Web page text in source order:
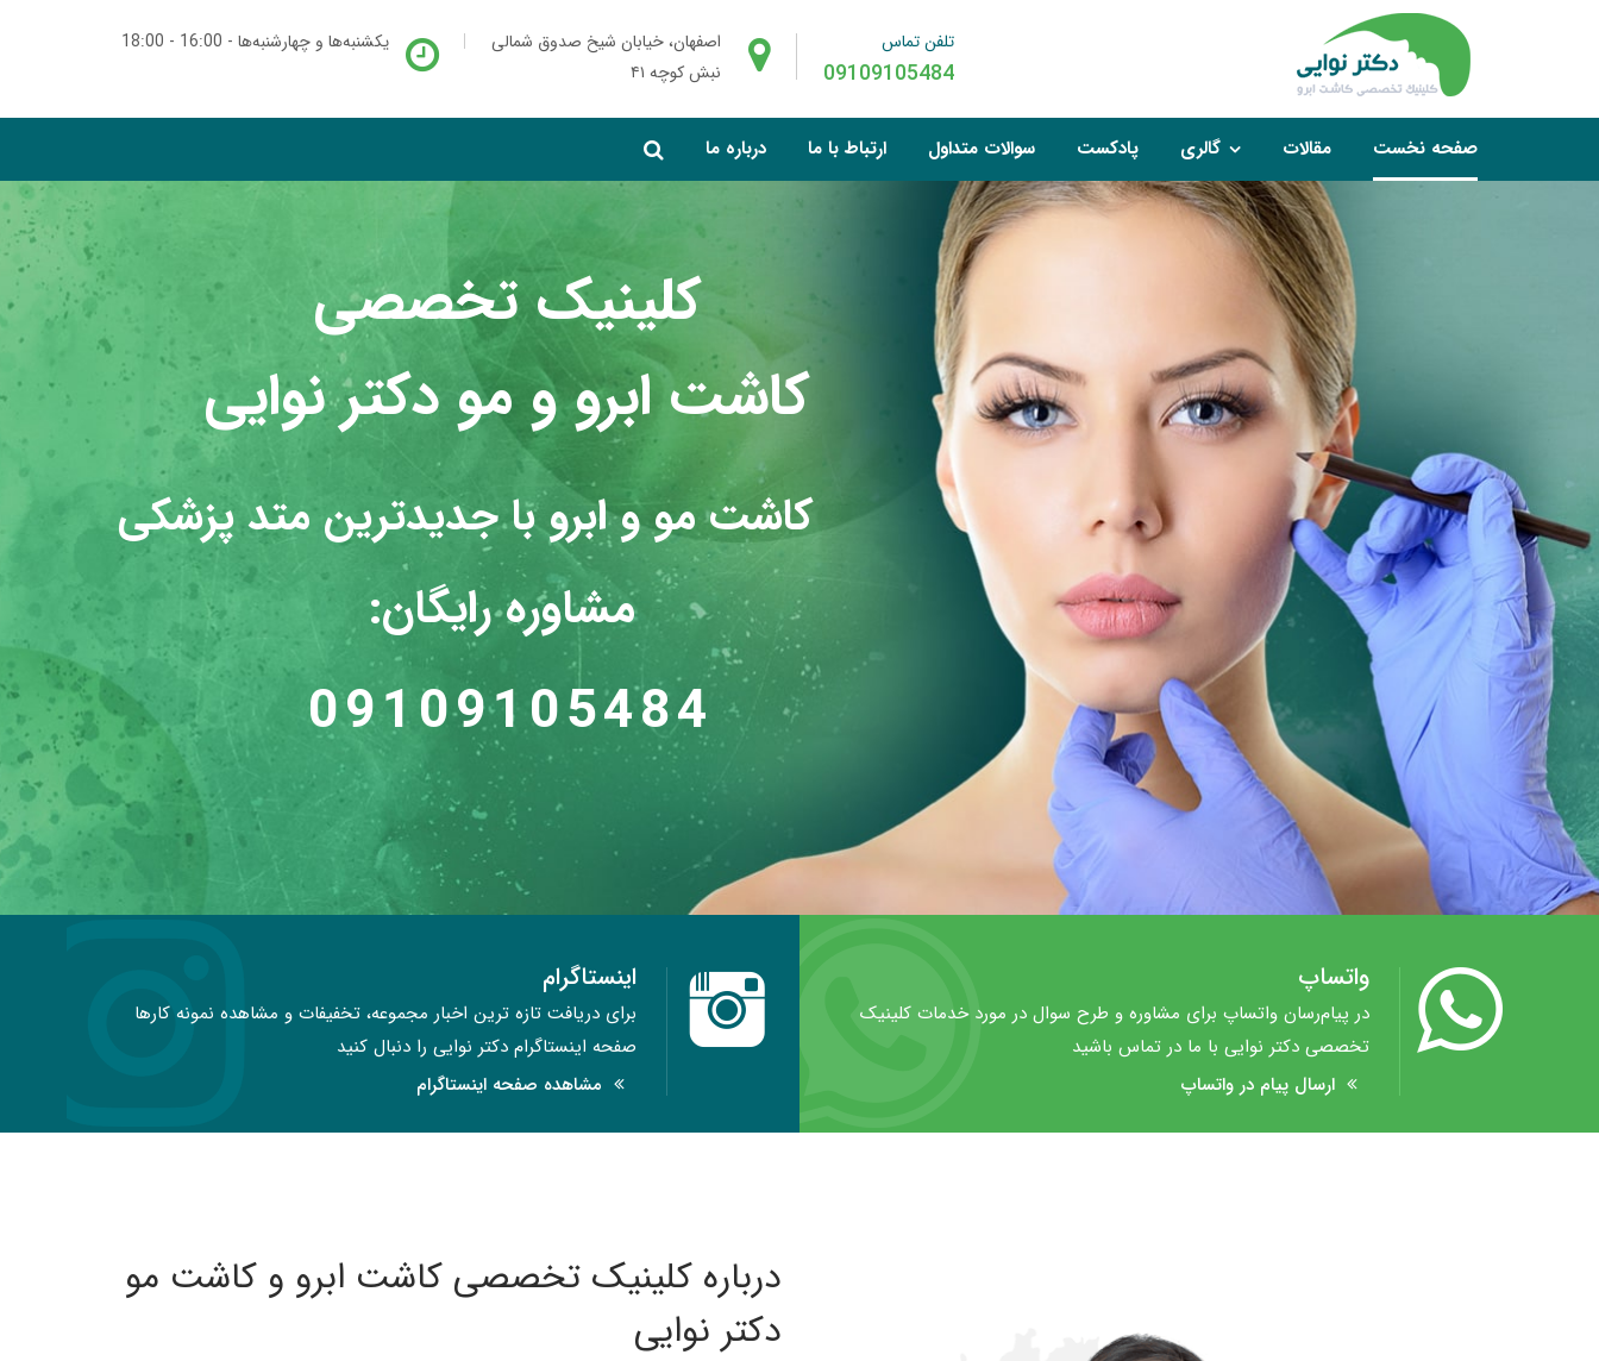
یکشنبه‌ها و چهارشنبه‌ها - 16:00 - 18:00
اصفهان، خیابان شیخ صدوق شمالی
نبش کوچه ۴۱
تلفن تماس
09109105484
صفحه نخست مقالات گالری پادکست سوالات متداول ارتباط با ما درباره ما
کلینیک تخصصی
کاشت ابرو و مو دکتر نوایی
کاشت مو و ابرو با جدیدترین متد پزشکی
09109105484
مشاوره رایگان:
اینستاگرام
برای دریافت تازه ترین اخبار مجموعه، تخفیفات و مشاهده نمونه کارها
صفحه اینستاگرام دکتر نوایی را دنبال کنید
مشاهده صفحه اینستاگرام
واتساپ
در پیام‌رسان واتساپ برای مشاوره و طرح سوال در مورد خدمات کلینیک
تخصصی دکتر نوایی با ما در تماس باشید
ارسال پیام در واتساپ
درباره کلینیک تخصصی کاشت ابرو و کاشت مو
دکتر نوایی